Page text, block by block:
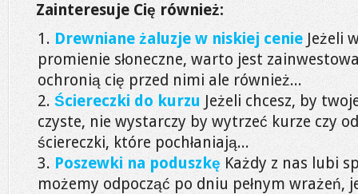
Zainteresuje Cię również:
Drewniane żaluzje w niskiej cenie Jeżeli
promienie słoneczne, warto jest
ochronią cię przed nimi ale również...
Ściereczki do kurzu Jeżeli chcesz, by
czyste, nie wystarczy by wytrzeć kurze czy
ściereczki, które pochłaniają...
Poszewki na poduszkę Każdy z nas lubi
możemy odpocząć po dniu pełnym wrażeń,